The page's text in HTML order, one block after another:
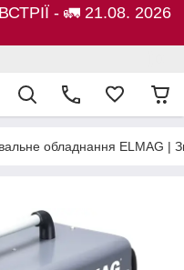
- 🚛 21.08. 2026
обладнання ELMAG |